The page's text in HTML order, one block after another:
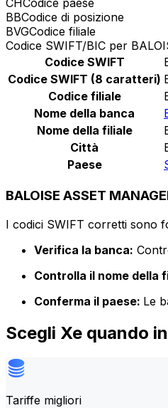
CHCodice paese
BBCodice di posizione
BVGCodice filiale
Codice SWIFT/BIC per
Codice SWIFT
Codice SWIFT (8 caratteri)
Codice filiale
Nome della banca
Nome della filiale
Città
Paese
BALOISE ASSET
I codici SWIFT corretti sono
Verifica la banca:
Controlla il nome della
Conferma il paese: Le
Scegli Xe quando
Tariffe migliori